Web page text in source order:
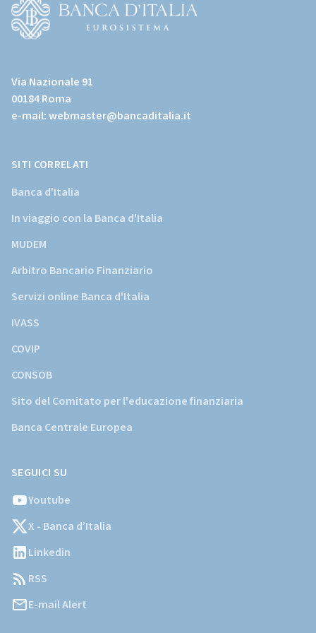
page)
sito
istituzionale
della
Via Nazionale 91
00184 Roma
e-mail:webmaster@bancaditalia.it
SITI CORRELATI
Banca d'Italia
In viaggio con la Banca d'Italia
MUDEM
Arbitro Bancario Finanziario
Servizi online Banca d'Italia
IVASS
COVIP
CONSOB
Sito del Comitato per l'educazione finanziaria
Banca Centrale Europea
SEGUICI SU
Youtube
X - Banca d’Italia
Linkedin
RSS
E-mail Alert